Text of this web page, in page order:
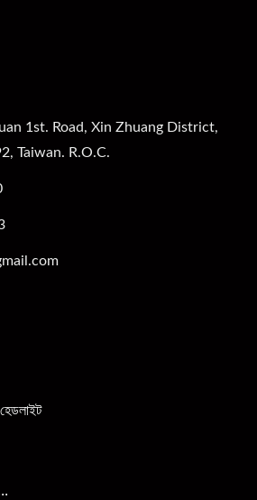
1st. Road, Xin Zhuang District,
Taiwan. R.O.C.